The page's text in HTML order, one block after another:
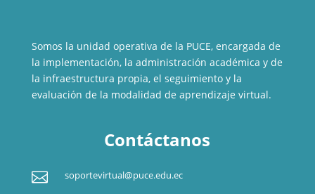
Somos la unidad operativa de la PUCE, encargada de
la implementación, la administración académica y de
la infraestructura propia, el seguimiento y la
evaluación de la modalidad de aprendizaje virtual.
Contáctanos
 soportevirtual@puce.edu.ec